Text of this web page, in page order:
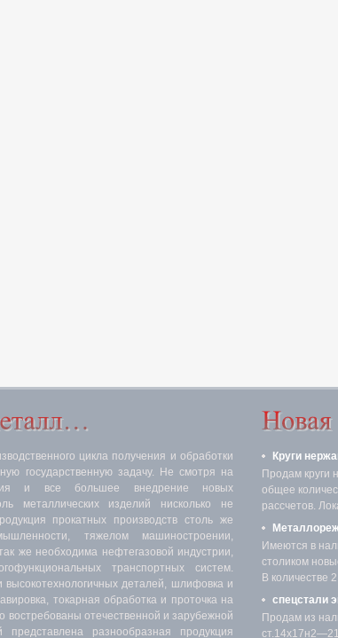
цикла получения и обработки
государственную задачу. Не смотря на
и все большее внедрение новых
металлических изделий нисколько не
прокатных производств столь же
тяжелом машиностроении,
же необходима нефтегазовой индустрии,
транспортных систем.
высокотехнологичных деталей, шлифовка и
токарная обработка и проточка на
отечественной и зарубежной
разнообразная продукция
Круги
Продам круги
общее
рассчетов.
Имеются в
столиком
В количестве
спецстали
Продам из